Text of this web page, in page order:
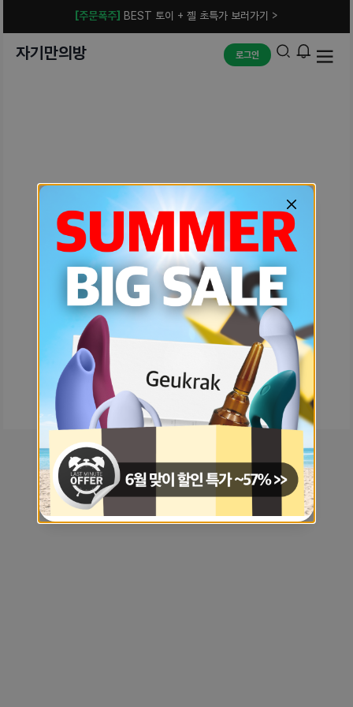
[주문폭주] BEST 토이 + 젤 초특가 보러가기 >
자기만의방 로그인
예상치 못한 에러입니다.